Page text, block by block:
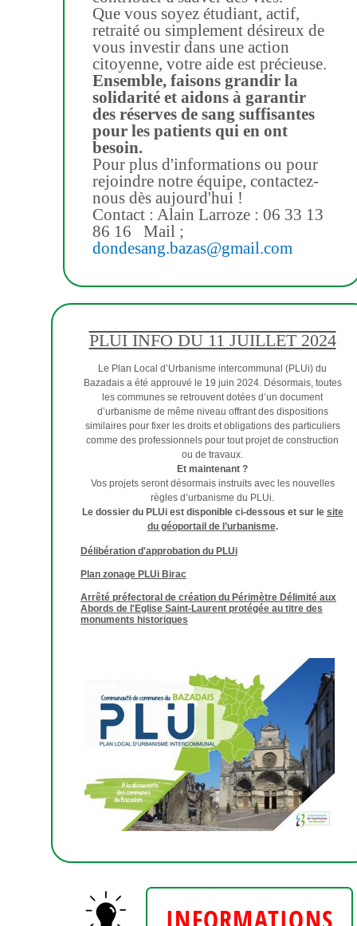
Que vous soyez étudiant, actif,
retraité ou simplement désireux de
vous investir dans une action
citoyenne, votre aide est précieuse.
Ensemble, faisons grandir la
solidarité et aidons à garantir
des réserves de sang suffisantes
pour les patients qui en ont
besoin.
Pour plus d'informations ou pour
rejoindre notre équipe, contactez-
nous dès aujourd'hui !
Contact : Alain Larroze : 06 33 13
86 16
Mail ;
dondesang.bazas@gmail.com
PLUI INFO DU 11 JUILLET 2024
Le Plan Local d’Urbanisme intercommunal (PLUi) du
Bazadais a été approuvé le 19 juin 2024. Désormais, toutes
les communes se retrouvent dotées d’un document
d’urbanisme de même niveau offrant des dispositions
similaires pour fixer les droits et obligations des particuliers
comme des professionnels pour tout projet de construction
ou de travaux.
Et maintenant ?
Vos projets seront désormais instruits avec les nouvelles
règles d’urbanisme du PLUi.
Le dossier du PLUi est disponible ci-dessous et sur le site
du géoportail de l’urbanisme.
Délibération d'approbation du PLUi
Plan zonage PLUi Birac
Arrêté préfectoral de création du Périmètre Délimité aux
Abords de l'Eglise Saint-Laurent protégée au titre des
monuments historiques